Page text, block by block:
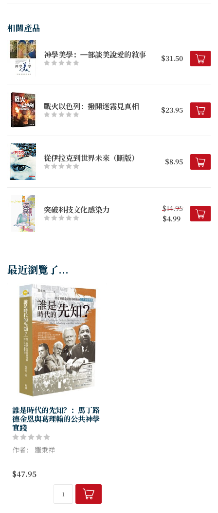
相關產品
神學美學：㇐部談美說愛的敘事 $31.50
戰火以色列：撥開迷霧見真相 $23.95
從伊拉克到世界未來（斷版） $8.95
突破科技文化感染力
$14.95
$4.99
最近瀏覽了...
誰是時代的先知？：馬丁路
德金恩與葛理翰的公共神學
實踐
作者： 羅秉祥
領袖
黑人民權運動鬥士 vs. 白人福
一部關於基督徒如何參與公
$47.95